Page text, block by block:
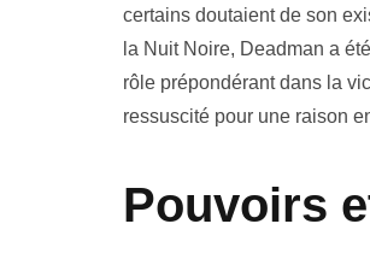
certains doutaient de son
la Nuit Noire, Deadman a
rôle prépondérant dans la
ressuscité pour une raison
Pouvoirs